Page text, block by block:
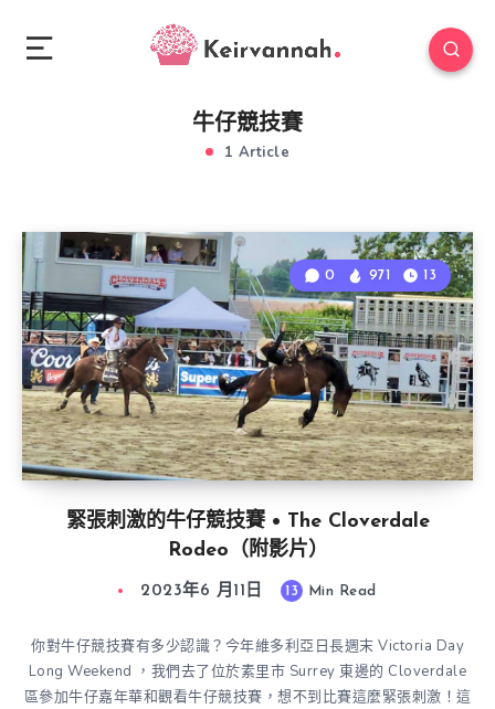
牛仔競技賽
1 Article
緊張刺激的牛仔競技賽 • The Cloverdale
Rodeo（附影片）
0 971 13
2023年6 月11日 13 Min Read
你對牛仔競技賽有多少認識？今年維多利亞日長週末 Victoria Day
Long Weekend ，我們去了位於素里市 Surrey 東邊的 Cloverdale
區參加牛仔嘉年華和觀看牛仔競技賽，想不到比賽這麼緊張刺激！這